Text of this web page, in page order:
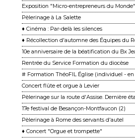
Exposition "Micro-entrepreneurs du Monde"
Pèlerinage à La Salette
♦ Cinéma : Par-delà les silences
♦ Récollection d'automne des Équipes du
10e anniversaire de la béatification du Bx
Rentrée du Service Formation du diocèse
# Formation ThéoFIL Église (individuel -
Concert flûte et orgue à Levier
Pèlerinage sur la route d'Assise. Dernière
17e festival de Besançon-Montfaucon (2)
Pèlerinage à Rome des servants d'autel
♦ Concert "Orgue et trompette"